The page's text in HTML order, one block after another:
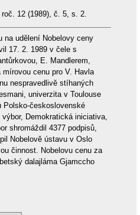
12 (1989), č. 5, s. 2.
na udělení Nobelovy ceny
17. 2. 1989 v čele s
E. Mandlerem,
cenu pro V. Havla
nespravedlivě stíhaných
univerzita v Toulouse
Polsko-československé
Demokratická iniciativa,
shromáždil 4377 podpisů,
Nobelově ústavu v Oslo
činnost. Nobelovu cenu za
dalajláma Gjamccho